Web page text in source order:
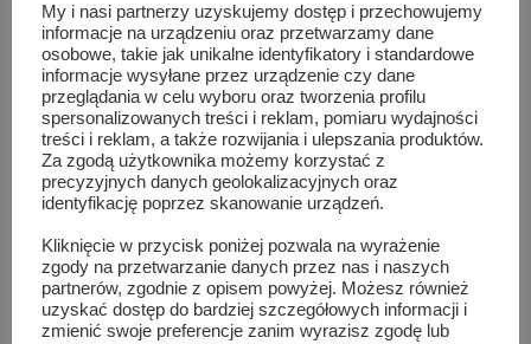
Szydłowiec ma nowego burmistrza!!!
My i nasi partnerzy uzyskujemy dostęp i przechowujemy
informacje na urządzeniu oraz przetwarzamy dane
osobowe, takie jak unikalne identyfikatory i standardowe
informacje wysyłane przez urządzenie czy dane
przeglądania w celu wyboru oraz tworzenia profilu
spersonalizowanych treści i reklam, pomiaru wydajności
treści i reklam, a także rozwijania i ulepszania produktów.
Za zgodą użytkownika możemy korzystać z
precyzyjnych danych geolokalizacyjnych oraz
identyfikację poprzez skanowanie urządzeń.
Kliknięcie w przycisk poniżej pozwala na wyrażenie
zgody na przetwarzanie danych przez nas i naszych
partnerów, zgodnie z opisem powyżej. Możesz również
uzyskać dostęp do bardziej szczegółowych informacji i
zmienić swoje preferencje zanim wyrazisz zgodę lub